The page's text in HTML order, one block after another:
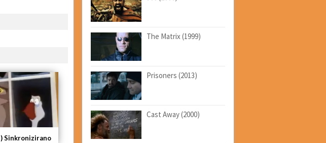
Sinkronizirano
The Matrix (1999)
Prisoners (2013)
Cast Away (2000)